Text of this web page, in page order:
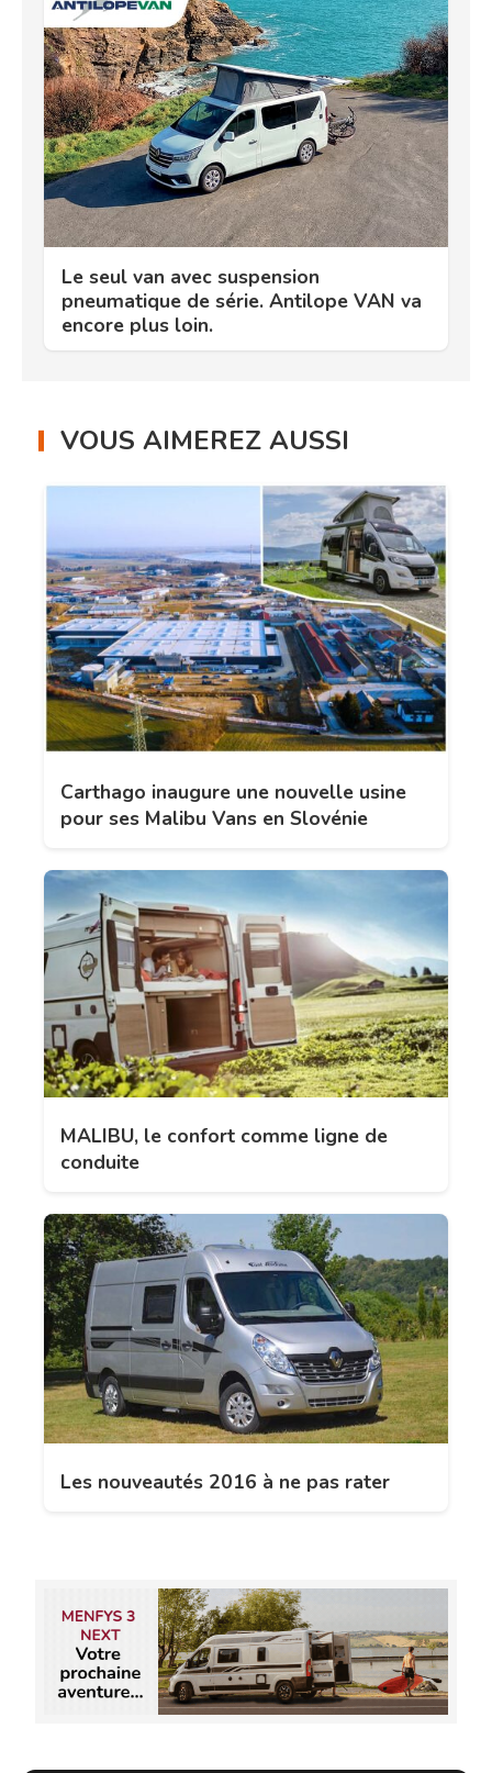
Le seul van avec suspension
pneumatique de série. Antilope VAN va
encore plus loin.
VOUS AIMEREZ AUSSI
Carthago inaugure une nouvelle usine
pour ses Malibu Vans en Slovénie
MALIBU, le confort comme ligne de
conduite
Les nouveautés 2016 à ne pas rater